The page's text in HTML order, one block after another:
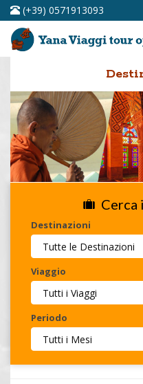
(+39) 0571913093
Cerca
Destinazioni
Viaggio
Periodo